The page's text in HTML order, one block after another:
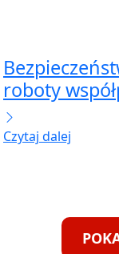
roboty
Czytaj dalej